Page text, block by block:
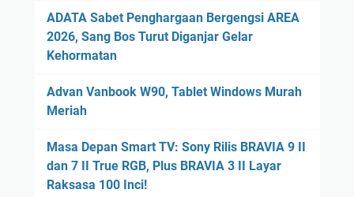
ADATA Sabet Penghargaan Bergengsi AREA
2026, Sang Bos Turut Diganjar Gelar
Kehormatan
Advan Vanbook W90, Tablet Windows Murah
Meriah
Masa Depan Smart TV: Sony Rilis BRAVIA 9 II
dan 7 II True RGB, Plus BRAVIA 3 II Layar
Raksasa 100 Inci!